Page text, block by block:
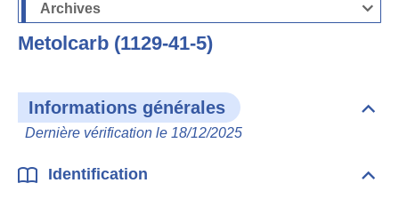
endocrine
la
Données
Archives
Ouvrir
Metolcarb (1129-41-5)
Informations générales
Dernière vérification le 18/12/2025
Identification